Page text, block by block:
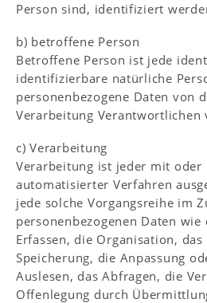
Person sind, identifiziert
b) betroffene Person
Betroffene Person ist jede
identifizierbare natürliche
personenbezogene Daten von
Verarbeitung Verantwortlichen
c) Verarbeitung
Verarbeitung ist jeder mit oder
automatisierter Verfahren
jede solche Vorgangsreihe im
personenbezogenen Daten wie
Erfassen, die Organisation,
Speicherung, die Anpassung
Auslesen, das Abfragen, die
Offenlegung durch